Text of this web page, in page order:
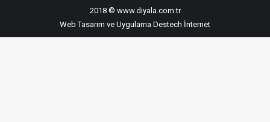
2018 © www.diyala.com.tr
Web Tasarım ve Uygulama Destech İnternet